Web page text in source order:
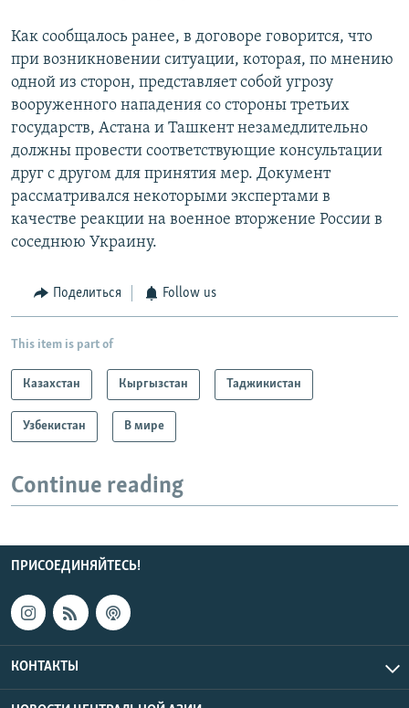
Как сообщалось ранее, в договоре говорится, что
при возникновении ситуации, которая, по мнению
одной из сторон, представляет собой угрозу
вооруженного нападения со стороны третьих
государств, Астана и Ташкент незамедлительно
должны провести соответствующие консультации
друг с другом для принятия мер. Документ
рассматривался некоторыми экспертами в
качестве реакции на военное вторжение России в
соседнюю Украину.
Поделиться Follow us
This item is part of
Казахстан Кыргызстан Таджикистан
Узбекистан В мире
Continue reading
ПРИСОЕДИНЯЙТЕСЬ!
КОНТАКТЫ